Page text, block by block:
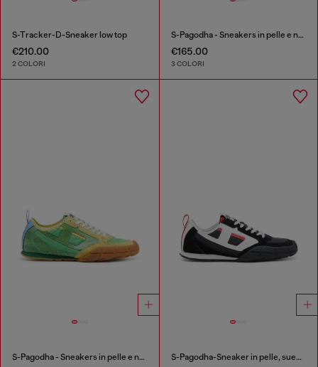
S-Tracker-D-Sneaker low top
€210.00
2 COLORI
S-Pagodha - Sneakers in pelle e nylon
€165.00
3 COLORI
S-Pagodha - Sneakers in pelle e nylon S-Pagodha-Sneaker in pelle, suede e ripstop